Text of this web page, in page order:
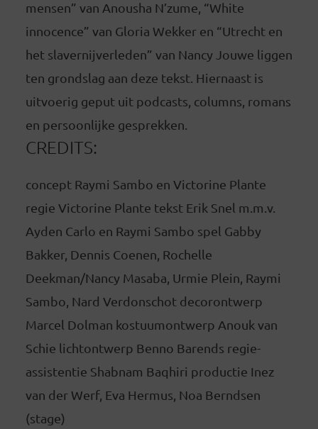
mensen” van Anousha N’zume, “White
innocence” van Gloria Wekker en “Utrecht en
het slavernijverleden” van Nancy Jouwe liggen
ten grondslag aan deze tekst. Hiernaast is
uitvoerig geput uit podcasts, columns, romans
en persoonlijke gesprekken.
CREDITS:
concept Raymi Sambo en Victorine Plante
regie Victorine Plante tekst Erik Snel m.m.v.
Ayden Carlo en Raymi Sambo spel Gabby
Bakker, Dennis Coenen, Rochelle
Deekman/Nancy Masaba, Urmie Plein, Raymi
Sambo, Nard Verdonschot decorontwerp
Marcel Dolman kostuumontwerp Anouk van
Schie lichtontwerp Benno Barends regie-
assistentie Shabnam Baqhiri productie Inez
van der Werf, Eva Hermus, Noa Berndsen
(stage)